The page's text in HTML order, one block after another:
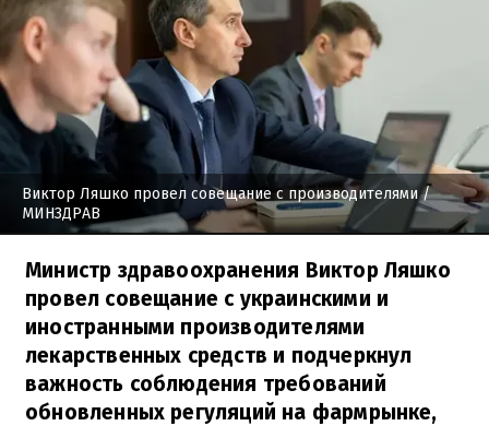
Виктор Ляшко провел совещание с производителями/
МИНЗДРАВ
Министр здравоохранения Виктор Ляшко
провел совещание с украинскими и
иностранными производителями
лекарственных средств и подчеркнул
важность соблюдения требований
обновленных регуляций на фармрынке,